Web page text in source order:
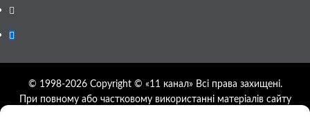
Twitter
Google
© 1998-2026 Copyright © «11 канал» Всі права захищені.
При повному або частковому використанні матеріалів сайту